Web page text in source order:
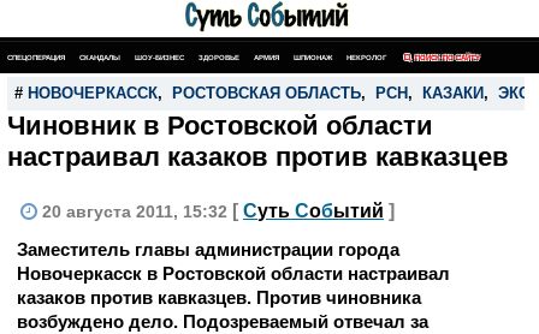
СПЕЦОПЕРАЦИЯ СКАНДАЛЫ ШОУ-БИЗНЕС ЗДОРОВЬЕ АРМИЯ ШПИОНАЖ НЕКРОЛОГ ПОИСК ПО САЙТУ
# НОВОЧЕРКАССК, РОСТОВСКАЯ ОБЛАСТЬ, РСН , КАЗАКИ ,
Чиновник в Ростовской области
настраивал казаков против кавказцев
20 августа 2011, 15:32 [ Суть Событий ]
Заместитель главы администрации города
Новочеркасск в Ростовской области настраивал
казаков против кавказцев. Против чиновника
возбуждено дело. Подозреваемый отвечал за